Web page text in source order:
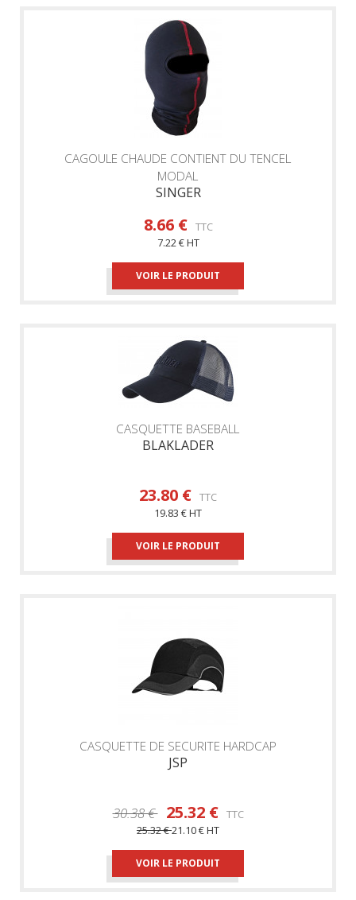
CAGOULE CHAUDE CONTIENT DU TENCEL
MODAL
SINGER
8.66 € TTC
7.22 € HT
VOIR LE PRODUIT
CASQUETTE BASEBALL
BLAKLADER
23.80 € TTC
19.83 € HT
VOIR LE PRODUIT
CASQUETTE DE SECURITE HARDCAP
JSP
30.38 € 25.32 € TTC
25.32 €21.10 €HT
VOIR LE PRODUIT